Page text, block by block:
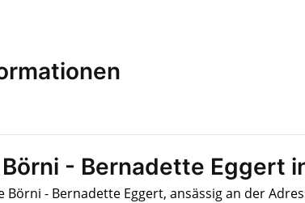
- Bernadette Eggert
Börni - Bernadette Eggert, ansässig an der